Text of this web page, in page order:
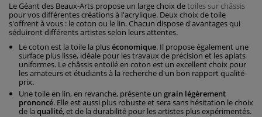
Le Géant des Beaux-Arts propose un large choix detoiles sur châssis
pour vos différentes créations à l'acrylique. Deux choix de toile
s'offrent à vous : le coton ou le lin. Chacun dispose d'avantages qui
séduiront différents artistes selon leurs attentes.
Le coton est la toile la pluséconomique. Il propose également une
surface plus lisse, idéale pour les travaux de précision et les aplats
uniformes. Le châssis entoilé en coton est un excellent choix pour
les amateurs et étudiants à la recherche d'un bon rapport qualité-
prix.
Une toile en lin, en revanche, présente un grain légèrement
prononcé. Elle est aussi plus robuste et sera sans hésitation le choix
de la qualité, et de la durabilité pour les artistes plus expérimentés.